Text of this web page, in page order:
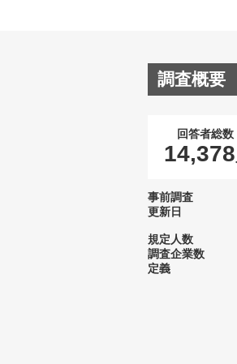
調査概要
回答者総数
14,378
事前調査
更新日
規定人数
調査企業数
定義